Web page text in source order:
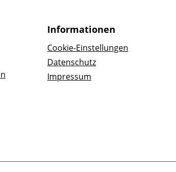
Informationen
Cookie-Einstellungen
Datenschutz
Impressum